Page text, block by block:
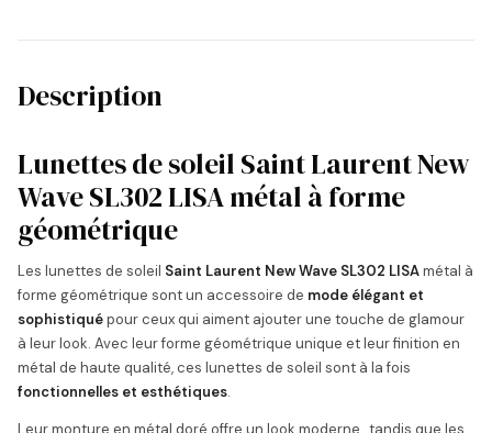
Description
Lunettes de soleil Saint Laurent New
Wave SL302 LISA métal à forme
géométrique
Les lunettes de soleil Saint Laurent New Wave SL302 LISAmétal à
forme géométrique sont un accessoire de mode élégant et
sophistiquépour ceux qui aiment ajouter une touche de glamour
à leur look. Avec leur forme géométrique unique et leur finition en
métal de haute qualité, ces lunettes de soleil sont à la fois
fonctionnelles et esthétiques.
Leur monture en métal doré offre un look moderne , tandis que les